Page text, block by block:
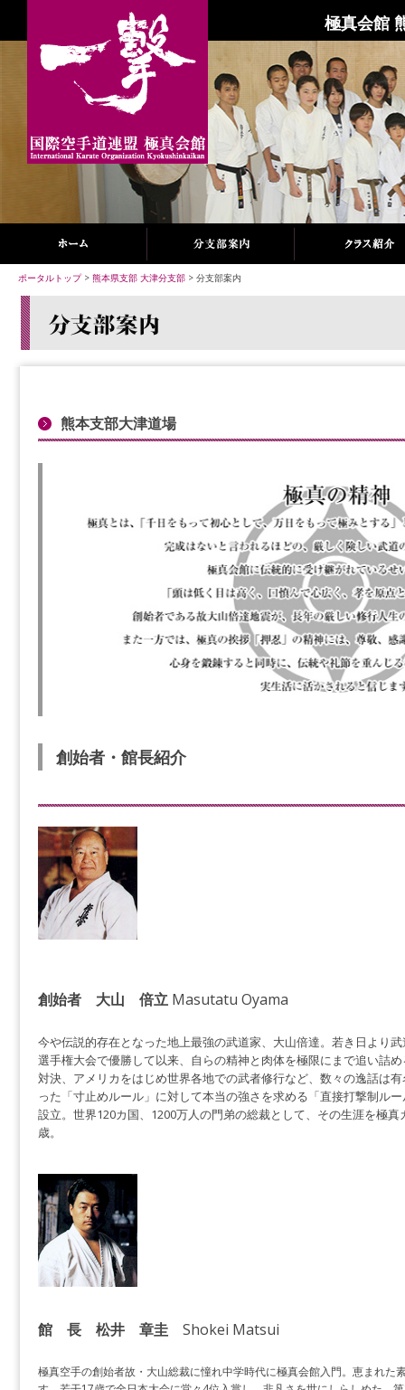
極真会館
ポータルトップ> 熊本県支部 大津分支部 > 分支部案内
熊本支部大津道場
創始者・館長紹介
創始者 大山 倍立Masutatu Oyama
今や伝説的存在となった地上最強の武道家、大山倍達。若き日より
選手権大会で優勝して以来、自らの精神と肉体を極限にまで追い詰
対決、アメリカをはじめ世界各地での武者修行など、数々の逸話は
った「寸止めルール」に対して本当の強さを求める「直接打撃制ル
設立。世界120カ国、1200万人の門弟の総裁として、その生涯を極
歳。
館 長 松井 章圭Shokei Matsui
極真空手の創始者故・大山総裁に憧れ中学時代に極真会館入門。恵まれた